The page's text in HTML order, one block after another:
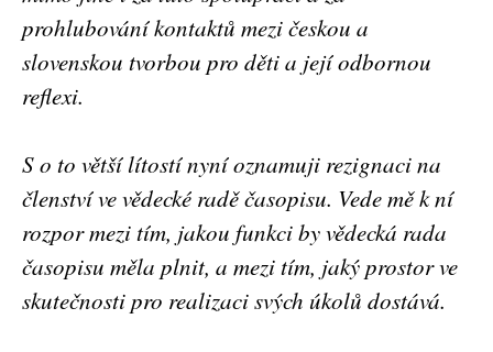
prohlubování kontaktů mezi českou a
slovenskou tvorbou pro děti a její odbornou
reflexi.
S o to větší lítostí nyní oznamuji rezignaci na
členství ve vědecké radě časopisu. Vede mě k ní
rozpor mezi tím, jakou funkci by vědecká rada
časopisu měla plnit, a mezi tím, jaký prostor ve
skutečnosti pro realizaci svých úkolů dostává.